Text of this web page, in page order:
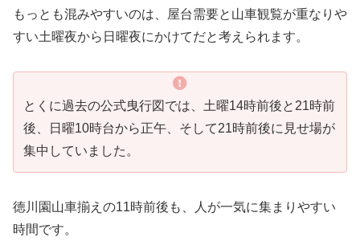
もっとも混みやすいのは、屋台需要と山車観覧が重なりや
すい土曜夜から日曜夜にかけてだと考えられます。
とくに過去の公式曳行図では、土曜14時前後と21時前
後、日曜10時台から正午、そして21時前後に見せ場が
集中していました。
徳川園山車揃えの11時前後も、人が一気に集まりやすい
時間です。